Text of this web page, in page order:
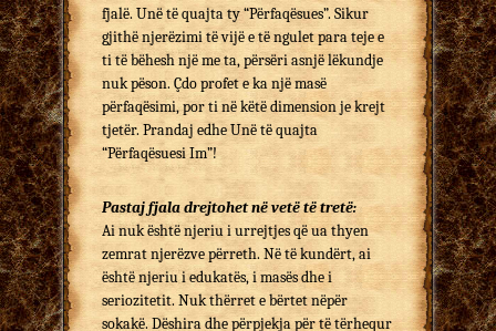
fjalë. Unë të quajta ty “Përfaqësues”. Sikur
gjithë njerëzimi të vijë e të ngulet para teje e
ti të bëhesh një me ta, përsëri asnjë lëkundje
nuk pëson. Çdo profet e ka një masë
përfaqësimi, por ti në këtë dimension je krejt
tjetër. Prandaj edhe Unë të quajta
“Përfaqësuesi Im”!
Pastaj fjala drejtohet në vetë të tretë:
Ai nuk është njeriu i urrejtjes që ua thyen
zemrat njerëzve përreth. Në të kundërt, ai
është njeriu i edukatës, i masës dhe i
seriozitetit. Nuk thërret e bërtet nëpër
sokakë. Dëshira dhe përpjekja për të tërhequr